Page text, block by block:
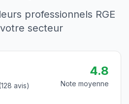
professionnels RGE
secteur
128 avis)
4.8
Note moyenne